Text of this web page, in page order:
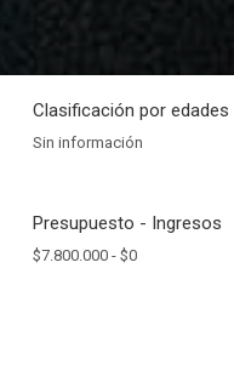
Clasificación por edades
Sin información
Presupuesto - Ingresos
$7.800.000 - $0